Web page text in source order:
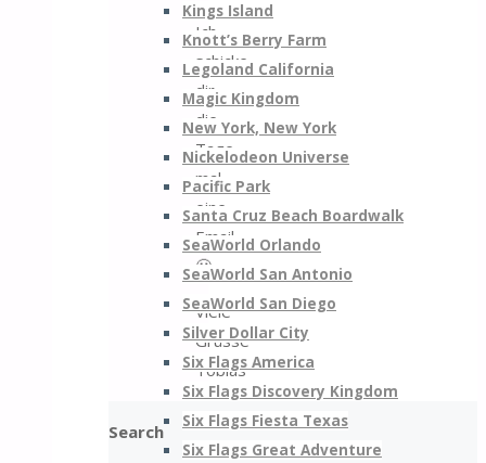
Kings Island
Knott’s Berry Farm
Legoland California
Magic Kingdom
New York, New York
Nickelodeon Universe
Pacific Park
Santa Cruz Beach Boardwalk
SeaWorld Orlando
SeaWorld San Antonio
SeaWorld San Diego
Silver Dollar City
Six Flags America
Six Flags Discovery Kingdom
Six Flags Fiesta Texas
Six Flags Great Adventure
Ich
schicke
dir
die
Tage
mal
eine
Email
🙂
Viele
Grüsse
Tobias
Search